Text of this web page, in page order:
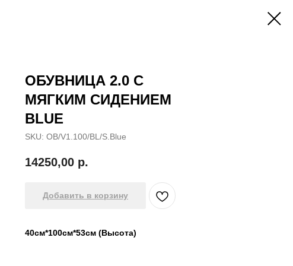
ОБУВНИЦА 2.0 С
МЯГКИМ СИДЕНИЕМ
BLUE
SKU: OB/V1.100/BL/S.Blue
14250,00 р.
Добавить в корзину
40см*100см*53см (Высота)